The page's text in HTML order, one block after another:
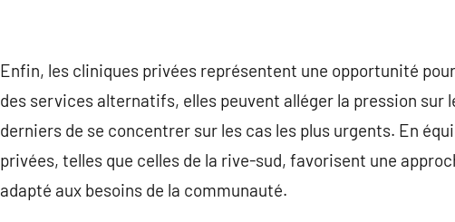
Enfin, les cliniques privées représentent une opportunité
des services alternatifs, elles peuvent alléger la pression
derniers de se concentrer sur les cas les plus urgents. En
privées, telles que celles de la rive-sud, favorisent une
adapté aux besoins de la communauté.